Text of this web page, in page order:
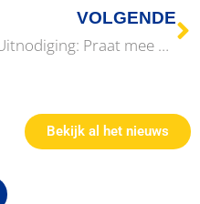
VOLGENDE
Uitnodiging: Praat mee over de toekomst van onze jeugd!
Bekijk al het nieuws